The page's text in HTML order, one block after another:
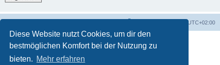
Diese Website nutzt Cookies, um dir den
bestmöglichen Komfort bei der Nutzung zu
bieten. Mehr erfahren
UTC+02:00